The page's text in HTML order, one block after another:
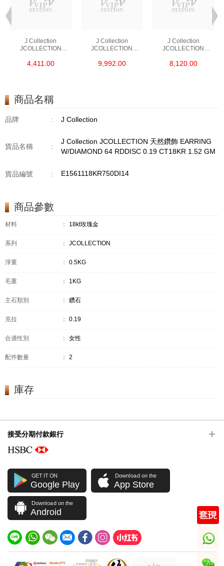
J Collection
JCOLLECTION
RDDI 0.48 CT18KR
4,411.00
J Collection
JCOLLECTION
RDDI 1.34 CT18KW
9,992.00
J Collection
JCOLLECTION
W/DIAMOND 7
8,120.00
商品名稱
品牌 : J Collection
貨品名稱 :
J Collection JCOLLECTION 天然鑽飾 EARRING
W/DIAMOND 64 RDDISC 0.19 CT18KR 1.52 GM
貨品編號 : E1561118KR750DI14
商品參數
材料 ： 18kt玫瑰金
系列 ： JCOLLECTION
淨重 ： 0.5KG
毛重 ： 1KG
主石類別 ： 鑽石
克拉 ： 0.19
合適性別 ： 女性
配件數量 ： 2
庫存
接受分期付款銀行
GET IT ON
Google Play
Download on the
App Store
Download on the
Android
whatsapp